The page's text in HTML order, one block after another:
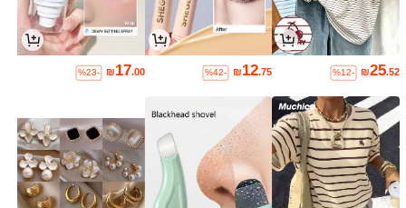
₪25.52
%12-
₪12.75
%42-
₪17.00
%23-